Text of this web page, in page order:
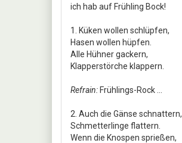
ich hab auf Frühling Bock!
1. Küken wollen schlüpfen,
Hasen wollen hüpfen.
Alle Hühner gackern,
Klapperstörche klappern.
Refrain: Frühlings-Rock ...
2. Auch die Gänse schnattern,
Schmetterlinge flattern.
Wenn die Knospen sprießen,